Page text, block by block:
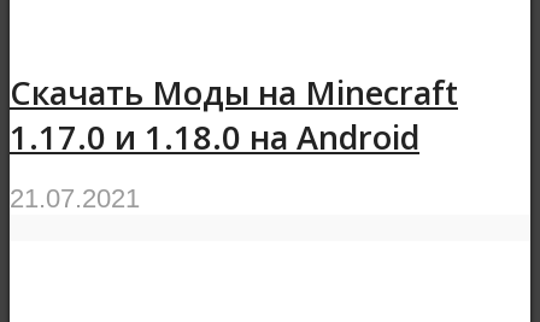
Скачать Моды на Minecraft
1.17.0 и 1.18.0 на Android
21.07.2021